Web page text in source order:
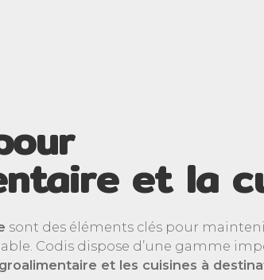
et la
sont des éléments clés pour
Codis dispose d’une gamme
et les cuisines à